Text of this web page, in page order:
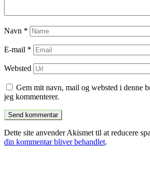
Navn *
E-mail *
Websted
Gem mit navn, mail og websted i denne
jeg kommenterer.
Dette site anvender Akismet til at reducere
din kommentar bliver behandlet.